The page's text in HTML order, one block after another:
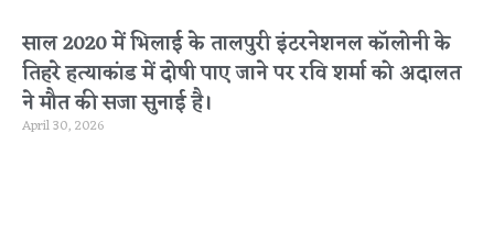
साल 2020 में भिलाई के तालपुरी इंटरनेशनल कॉलोनी के
तिहरे हत्याकांड में दोषी पाए जाने पर रवि शर्मा को अदालत
ने मौत की सजा सुनाई है।
April 30, 2026